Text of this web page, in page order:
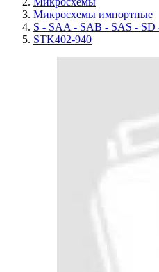
Микросхемы импортные
S - SAA - SAB - SAS - SD
STK402-940